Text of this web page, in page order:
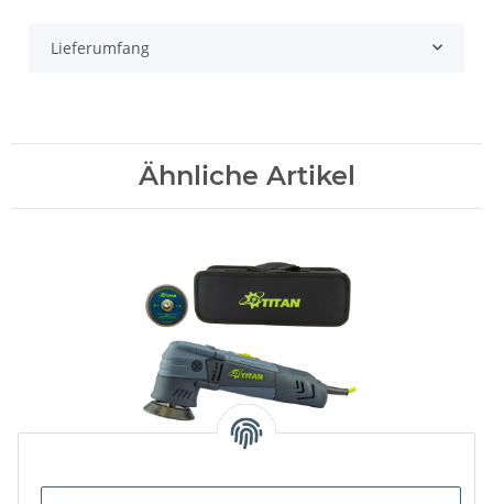
Lieferumfang
Ähnliche Artikel